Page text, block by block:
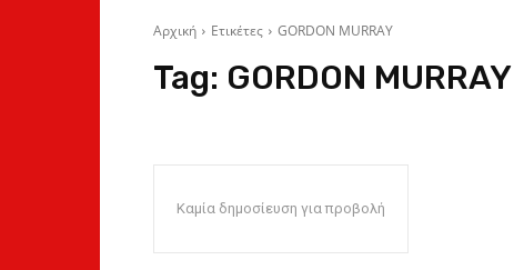
Αρχική Ετικέτες GORDON MURRAY
Tag: GORDON MURRAY
Καμία δημοσίευση για προβολή